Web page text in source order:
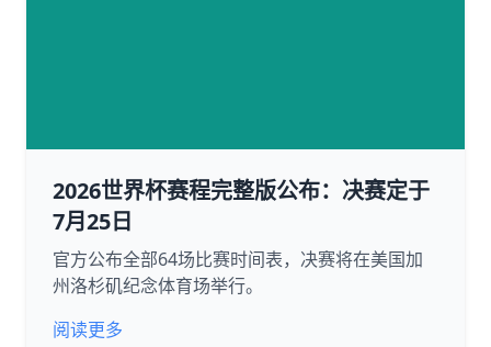
2026世界杯赛程完整版公布：决赛定于
7月25日
官方公布全部64场比赛时间表，决赛将在美国加
州洛杉矶纪念体育场举行。
阅读更多